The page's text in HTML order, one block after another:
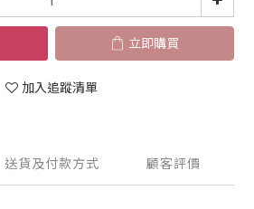
立即購買
加入追蹤清單
送貨及付款方式 顧客評價